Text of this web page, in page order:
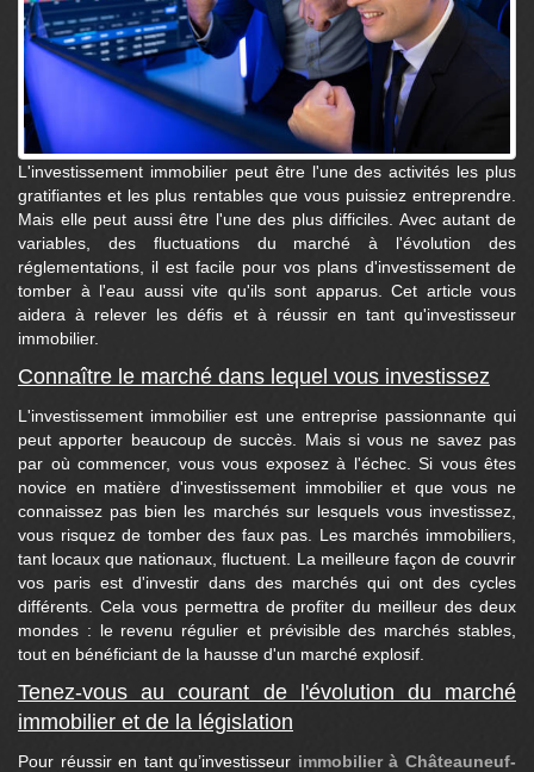
L'investissement immobilier peut être l'une des activités les plus
gratifiantes et les plus rentables que vous puissiez entreprendre.
Mais elle peut aussi être l'une des plus difficiles. Avec autant de
variables, des fluctuations du marché à l'évolution des
réglementations, il est facile pour vos plans d'investissement de
tomber à l'eau aussi vite qu'ils sont apparus. Cet article vous
aidera à relever les défis et à réussir en tant qu'investisseur
immobilier.
Connaître le marché dans lequel vous investissez
L'investissement immobilier est une entreprise passionnante qui
peut apporter beaucoup de succès. Mais si vous ne savez pas
par où commencer, vous vous exposez à l'échec. Si vous êtes
novice en matière d'investissement immobilier et que vous ne
connaissez pas bien les marchés sur lesquels vous investissez,
vous risquez de tomber des faux pas. Les marchés immobiliers,
tant locaux que nationaux, fluctuent. La meilleure façon de couvrir
vos paris est d'investir dans des marchés qui ont des cycles
différents. Cela vous permettra de profiter du meilleur des deux
mondes : le revenu régulier et prévisible des marchés stables,
tout en bénéficiant de la hausse d'un marché explosif.
Tenez-vous au courant de l'évolution du marché
immobilier et de la législation
Pour réussir en tant qu’investisseur immobilier à Châteauneuf-